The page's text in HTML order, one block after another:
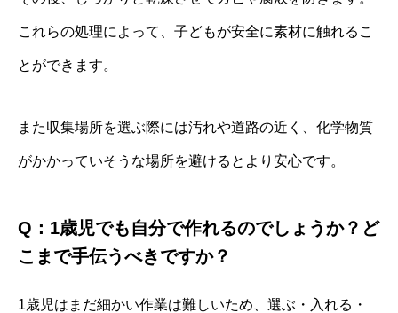
これらの処理によって、子どもが安全に素材に触れるこ
とができます。
また収集場所を選ぶ際には汚れや道路の近く、化学物質
がかかっていそうな場所を避けるとより安心です。
Q：1歳児でも自分で作れるのでしょうか？ど
こまで手伝うべきですか？
1歳児はまだ細かい作業は難しいため、選ぶ・入れる・